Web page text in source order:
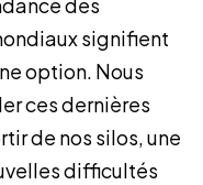
signifient
option. Nous
ces dernières
de nos silos, une
difficultés